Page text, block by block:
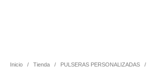
Inicio / Tienda / PULSERAS PERSONALIZADAS /